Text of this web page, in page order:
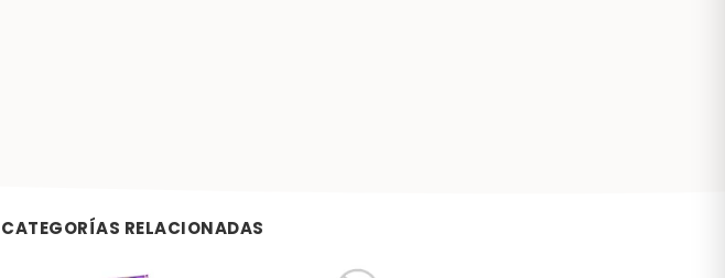
CATEGORÍAS RELACIONADAS